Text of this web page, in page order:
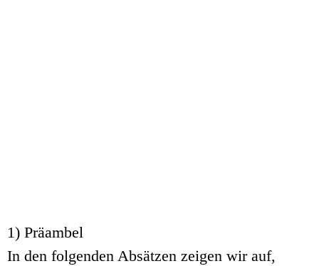
1) Präambel
In den folgenden Absätzen zeigen wir auf,